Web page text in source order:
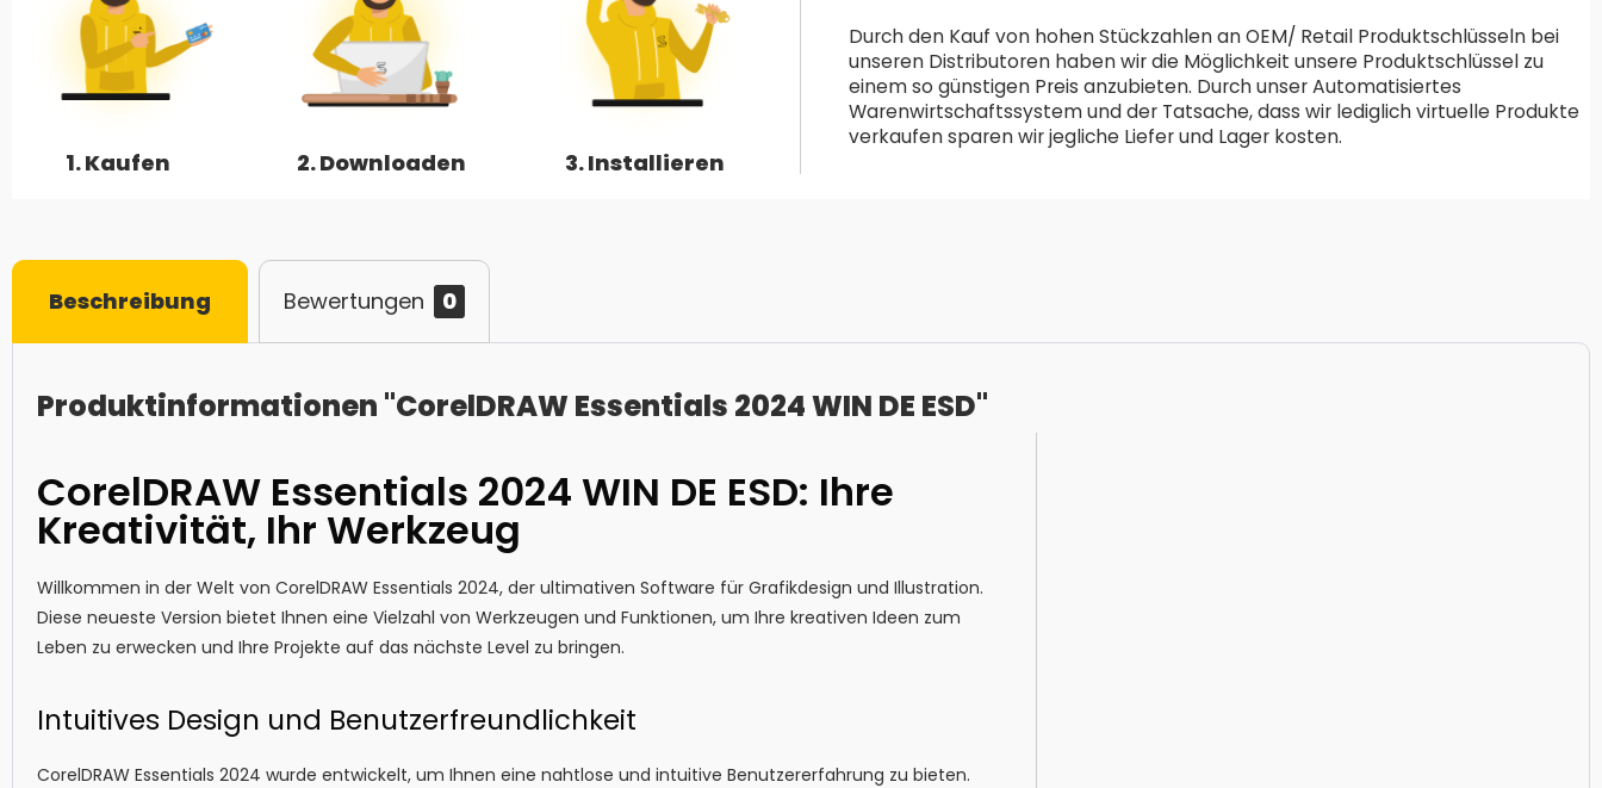
1. Kaufen 2. Downloaden 3. Installieren
Durch den Kauf von hohen Stückzahlen an OEM/ Retail Produktschlüsseln bei
unseren Distributoren haben wir die Möglichkeit unsere Produktschlüssel zu
einem so günstigen Preis anzubieten. Durch unser Automatisiertes
Warenwirtschaftssystem und der Tatsache, dass wir lediglich virtuelle Produkte
verkaufen sparen wir jegliche Liefer und Lager kosten.
Beschreibung Bewertungen 0
Produktinformationen "CorelDRAW Essentials 2024 WIN DE ESD"
CorelDRAW Essentials 2024 WIN DE ESD: Ihre
Kreativität, Ihr Werkzeug
Willkommen in der Welt von CorelDRAW Essentials 2024, der ultimativen Software für Grafikdesign und Illustration.
Diese neueste Version bietet Ihnen eine Vielzahl von Werkzeugen und Funktionen, um Ihre kreativen Ideen zum
Leben zu erwecken und Ihre Projekte auf das nächste Level zu bringen.
Intuitives Design und Benutzerfreundlichkeit
CorelDRAW Essentials 2024 wurde entwickelt, um Ihnen eine nahtlose und intuitive Benutzererfahrung zu bieten.